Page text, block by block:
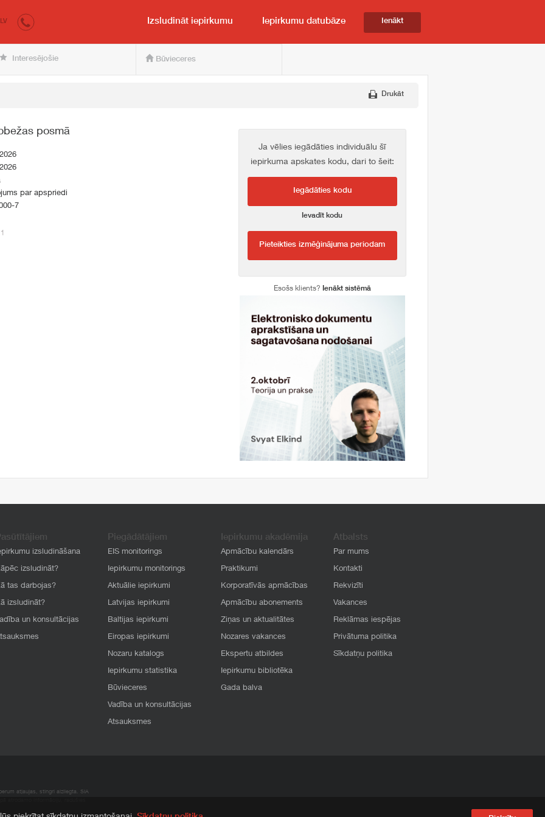
pircējam un pārdevējam
LV Izsludināt iepirkumu Iepirkumu datubāze Ienākt
Interesējošie Būvieceres
Drukāt
posmā
par apspriedi
7
Ja vēlies iegādāties individuālu šī
iepirkuma apskates kodu, dari to šeit:
Iegādāties kodu
Ievadīt kodu
Pieteikties izmēģinājuma periodam
Esošs klients? Ienākt sistēmā
izsludināšana
izsludināt?
tas darbojas?
izsludināt?
un konsultācijas
Piegādātājiem
EIS monitorings
Iepirkumu monitorings
Aktuālie iepirkumi
Latvijas iepirkumi
Baltijas iepirkumi
Eiropas iepirkumi
Nozaru katalogs
Iepirkumu statistika
Būvieceres
Vadība un konsultācijas
Atsauksmes
Iepirkumu akadēmija
Apmācību kalendārs
Praktikumi
Korporatīvās apmācības
Apmācību abonements
Ziņas un aktualitātes
Nozares vakances
Ekspertu atbildes
Iepirkumu bibliotēka
Gada balva
Atbalsts
Par mums
Kontakti
Rekvizīti
Vakances
Reklāmas iespējas
Privātuma politika
Sīkdatņu politika
atļaujas, stingri aizliegta. SIA